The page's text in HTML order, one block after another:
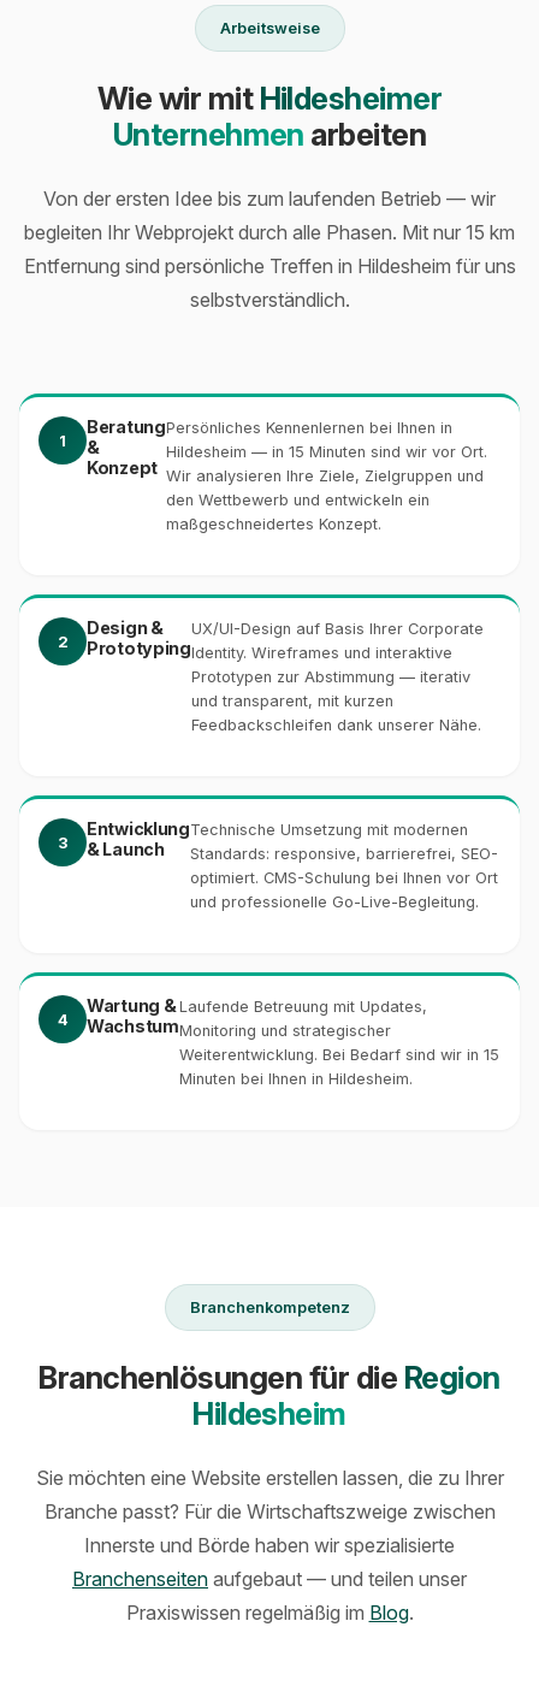
Arbeitsweise
Wie wir mitHildesheimer
Unternehmen arbeiten
Von der ersten Idee bis zum laufenden Betrieb — wir
begleiten Ihr Webprojekt durch alle Phasen. Mit nur 15 km
Entfernung sind persönliche Treffen in Hildesheim für uns
selbstverständlich.
1
Beratung
&
Konzept
Persönliches Kennenlernen bei Ihnen in
Hildesheim — in 15 Minuten sind wir vor Ort.
Wir analysieren Ihre Ziele, Zielgruppen und
den Wettbewerb und entwickeln ein
maßgeschneidertes Konzept.
2
Design &
Prototyping
UX/UI-Design auf Basis Ihrer Corporate
Identity. Wireframes und interaktive
Prototypen zur Abstimmung — iterativ
und transparent, mit kurzen
Feedbackschleifen dank unserer Nähe.
3
Entwicklung
& Launch
Technische Umsetzung mit modernen
Standards: responsive, barrierefrei, SEO-
optimiert. CMS-Schulung bei Ihnen vor Ort
und professionelle Go-Live-Begleitung.
4
Wartung &
Wachstum
Laufende Betreuung mit Updates,
Monitoring und strategischer
Weiterentwicklung. Bei Bedarf sind wir in 15
Minuten bei Ihnen in Hildesheim.
Branchenkompetenz
Branchenlösungen für die Region
Hildesheim
Sie möchten eine Website erstellen lassen, die zu Ihrer
Branche passt? Für die Wirtschaftszweige zwischen
Innerste und Börde haben wir spezialisierte
Branchenseiten aufgebaut — und teilen unser
Praxiswissen regelmäßig im Blog.